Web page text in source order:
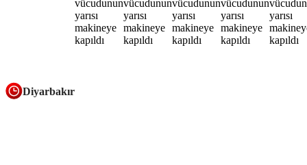
Diyarbakır